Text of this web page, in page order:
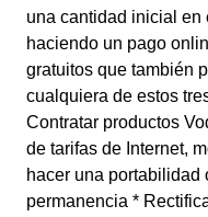
una cantidad inicial en
haciendo un pago
gratuitos que también
cualquiera de estos
Contratar productos
de tarifas de Internet,
hacer una portabilidad
permanencia *